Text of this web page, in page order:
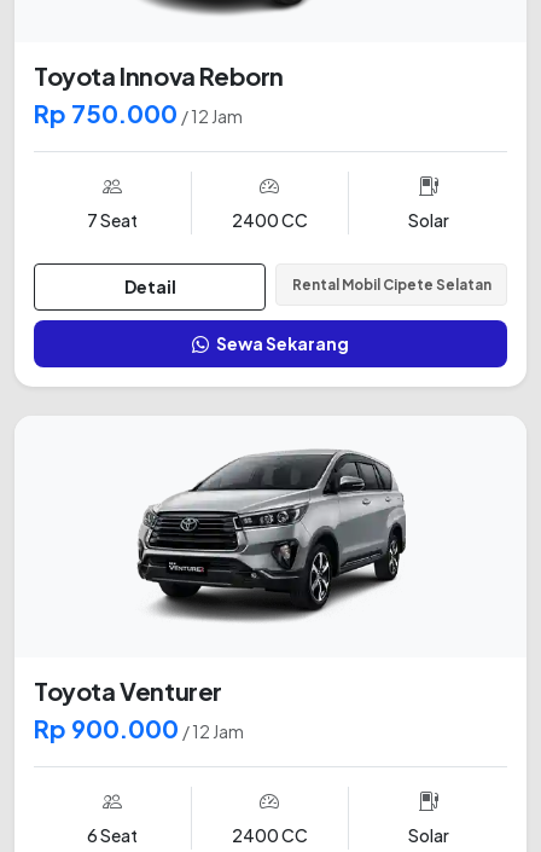
Toyota Innova Reborn
Rp 750.000 / 12 Jam
7 Seat 2400 CC Solar
Detail Rental Mobil Cipete Selatan
Sewa Sekarang
Toyota Venturer
Rp 900.000 / 12 Jam
6 Seat 2400 CC Solar